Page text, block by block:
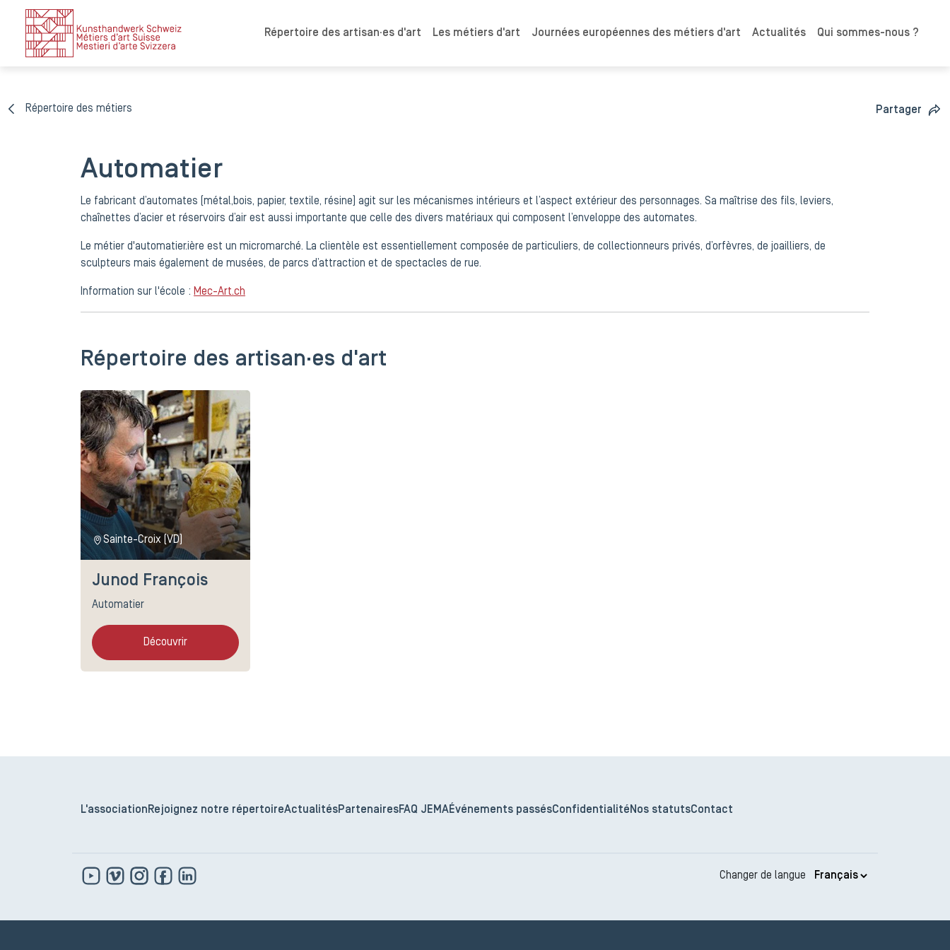
Répertoire des artisan·es d'art Les métiers d'art Journées européennes des métiers d'art Actualités Qui sommes-nous ?
Répertoire des métiers Partager
Automatier
Le fabricant d’automates (métal,bois, papier, textile, résine) agit sur les mécanismes intérieurs et l’aspect extérieur des personnages. Sa maîtrise des fils, leviers,
chaînettes d’acier et réservoirs d’air est aussi importante que celle des divers matériaux qui composent l’enveloppe des automates.
Le métier d'automatier.ière est un micromarché. La clientèle est essentiellement composée de particuliers, de collectionneurs privés, d’orfèvres, de joailliers, de
sculpteurs mais également de musées, de parcs d’attraction et de spectacles de rue.
Information sur l'école : Mec-Art.ch
Répertoire des artisan·es d'art
Sainte-Croix (VD)
Junod François
Automatier
Découvrir
L'association Rejoignez notre répertoireActualitésPartenairesFAQ JEMAÉvénements passésConfidentialité Nos statutsContact
Changer de langue